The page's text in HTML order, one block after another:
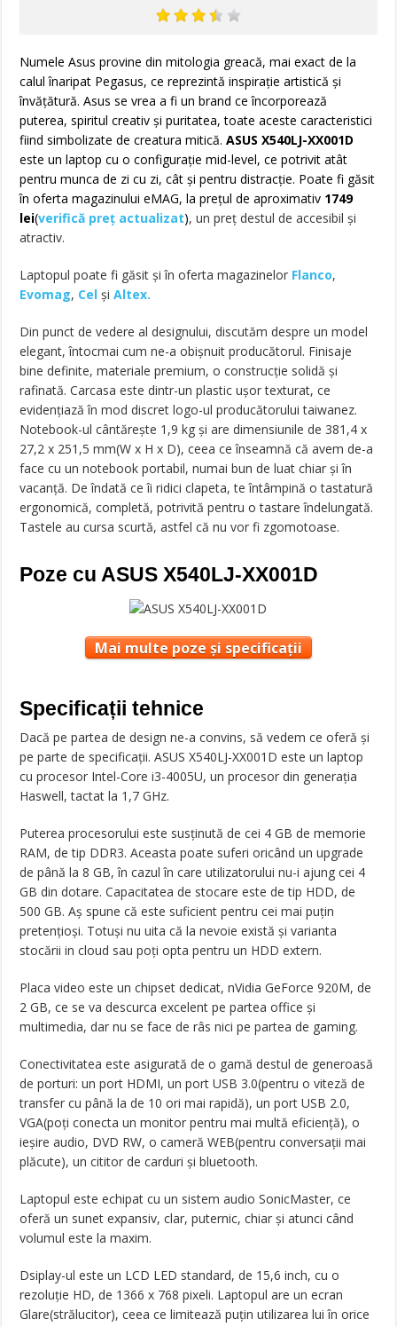
Numele Asus provine din mitologia greacă, mai exact de la
calul înaripat Pegasus, ce reprezintă inspirație artistică și
învățătură. Asus se vrea a fi un brand ce încorporează
puterea, spiritul creativ și puritatea, toate aceste caracteristici
fiind simbolizate de creatura mitică.ASUS X540LJ-XX001D
este un laptop cu o configurație mid-level, ce potrivit atât
pentru munca de zi cu zi, cât și pentru distracție. Poate fi găsit
în oferta magazinului eMAG, la prețul de aproximativ 1749
lei(verifică preț actualizat), un preț destul de accesibil și
atractiv.
Laptopul poate fi găsit și în oferta magazinelor Flanco,
Evomag, Cel șiAltex.
Din punct de vedere al designului, discutăm despre un model
elegant, întocmai cum ne-a obișnuit producătorul. Finisaje
bine definite, materiale premium, o construcție solidă și
rafinată. Carcasa este dintr-un plastic ușor texturat, ce
evidențiază în mod discret logo-ul producătorului taiwanez.
Notebook-ul cântărește 1,9 kg și are dimensiunile de 381,4 x
27,2 x 251,5 mm(W x H x D), ceea ce înseamnă că avem de-a
face cu un notebook portabil, numai bun de luat chiar și în
vacanță. De îndată ce îi ridici clapeta, te întâmpină o tastatură
ergonomică, completă, potrivită pentru o tastare îndelungată.
Tastele au cursa scurtă, astfel că nu vor fi zgomotoase.
Poze cu ASUS X540LJ-XX001D
Mai multe poze și specificații
Specificații tehnice
Dacă pe partea de design ne-a convins, să vedem ce oferă și
pe parte de specificații. ASUS X540LJ-XX001D este un laptop
cu procesor Intel-Core i3-4005U, un procesor din generația
Haswell, tactat la 1,7 GHz.
Puterea procesorului este susținută de cei 4 GB de memorie
RAM, de tip DDR3. Aceasta poate suferi oricând un upgrade
de până la 8 GB, în cazul în care utilizatorului nu-i ajung cei 4
GB din dotare. Capacitatea de stocare este de tip HDD, de
500 GB. Aș spune că este suficient pentru cei mai puțin
pretențioși. Totuși nu uita că la nevoie există și varianta
stocării in cloud sau poți opta pentru un HDD extern.
Placa video este un chipset dedicat, nVidia GeForce 920M, de
2 GB, ce se va descurca excelent pe partea office și
multimedia, dar nu se face de râs nici pe partea de gaming.
Conectivitatea este asigurată de o gamă destul de generoasă
de porturi: un port HDMI, un port USB 3.0(pentru o viteză de
transfer cu până la de 10 ori mai rapidă), un port USB 2.0,
VGA(poți conecta un monitor pentru mai multă eficiență), o
ieșire audio, DVD RW, o cameră WEB(pentru conversații mai
plăcute), un cititor de carduri și bluetooth.
Laptopul este echipat cu un sistem audio SonicMaster, ce
oferă un sunet expansiv, clar, puternic, chiar și atunci când
volumul este la maxim.
Dsiplay-ul este un LCD LED standard, de 15,6 inch, cu o
rezoluție HD, de 1366 x 768 pixeli. Laptopul are un ecran
Glare(strălucitor), ceea ce limitează puțin utilizarea lui în orice